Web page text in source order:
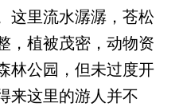
这里流水潺潺，苍松
，植被茂密，动物资
林公园，但未过度开
来这里的游人并不